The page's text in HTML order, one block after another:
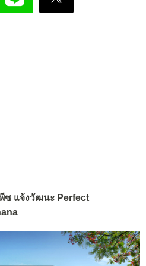
พีซ แจ้งวัฒนะ Perfect